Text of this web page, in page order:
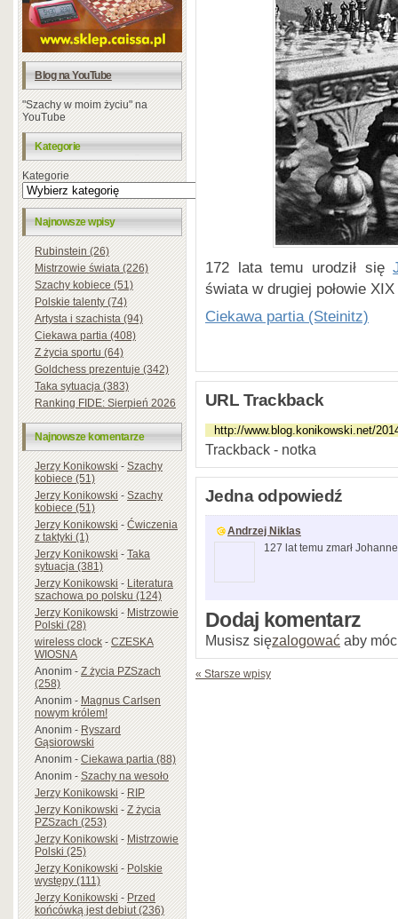
Blog na YouTube
"Szachy w moim życiu" na
YouTube
Kategorie
Kategorie
Najnowsze wpisy
Rubinstein (26)
Mistrzowie świata (226)
Szachy kobiece (51)
Polskie talenty (74)
Artysta i szachista (94)
Ciekawa partia (408)
Z życia sportu (64)
Goldchess prezentuje (342)
Taka sytuacja (383)
Ranking FIDE: Sierpień 2026
Najnowsze komentarze
Jerzy Konikowski-Szachy
kobiece (51)
Jerzy Konikowski-Szachy
kobiece (51)
Jerzy Konikowski-Ćwiczenia
z taktyki (1)
Jerzy Konikowski-Taka
sytuacja (381)
Jerzy Konikowski-Literatura
szachowa po polsku (124)
Jerzy Konikowski-Mistrzowie
Polski (28)
wireless clock-CZESKA
WIOSNA
Anonim-Z życia PZSzach
(258)
Anonim-Magnus Carlsen
nowym królem!
Anonim-Ryszard
Gąsiorowski
Anonim-Ciekawa partia (88)
Anonim-Szachy na wesoło
Jerzy Konikowski-RIP
Jerzy Konikowski-Z życia
PZSzach (253)
Jerzy Konikowski-Mistrzowie
Polski (25)
Jerzy Konikowski-Polskie
występy (111)
Jerzy Konikowski-Przed
końcówką jest debiut (236)
172 lata temu urodził się
świata w drugiej połowie
Ciekawa partia (Steinitz)
URL Trackback
Trackback - notka
Jedna odpowiedź
Andrzej Niklas
127 lat temu zmarł
Dodaj komentarz
Musisz sięzalogować aby
« Starsze wpisy